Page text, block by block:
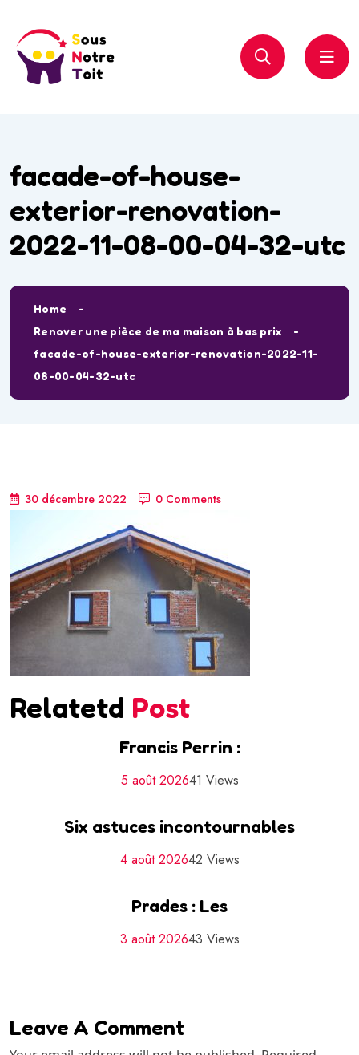
facade-of-house-
exterior-renovation-
2022-11-08-00-04-32-utc
Home
Renover une pièce de ma maison à bas prix
facade-of-house-exterior-renovation-2022-11-
08-00-04-32-utc
30 décembre 2022 0 Comments
Relatetd Post
Francis Perrin :
5 août 202641 Views
Six astuces incontournables
4 août 202642 Views
Prades : Les
3 août 202643 Views
Leave A Comment